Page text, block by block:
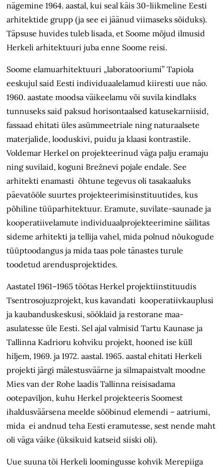
nägemine 1964. aastal, kui seal käis 30-liikmeline Eesti
arhitektide grupp (ja see ei jäänud viimaseks sõiduks).
Täpsuse huvides tuleb lisada, et Soome mõjud ilmusid
Herkeli arhitektuuri juba enne Soome reisi.
Soome elamuarhitektuuri „laboratooriumi” Tapiola
eeskujul said Eesti individuaalelamud kiiresti uue näo.
1960. aastate moodsa väikeelamu või suvila kindlaks
tunnuseks said paksud horisontaalsed katusekarniisid,
fassaad ehitati üles asümmeetriale ning naturaalsete
materjalide, looduskivi, puidu ja klaasi kontrastile.
Voldemar Herkel on projekteerinud väga palju eramaju
ning suvilaid, koguni Brežnevi pojale endale. See
arhitekti enamasti õhtune tegevus oli tasakaaluks
päevatööle suurtes projekteerimisinstituutides, kus
põhiline tüüparhitektuur. Eramute, suvilate-saunade ja
kooperatiivelamute individuaalprojekteerimine säilitas
sideme arhitekti ja tellija vahel, mida polnud nõukogude
tüüptoodangus ja mida taas pole tänastes turule
toodetud arendusprojektides.
Aastatel 1961–1965 töötas Herkel projektiinstituudis
Tsentrosojuzprojekt, kus kavandati kooperatiivkauplusi
ja kaubanduskeskusi, sööklaid ja restorane maa-
asulatesse üle Eesti. Sel ajal valmisid Tartu Kaunase ja
Tallinna Kadrioru kohviku projekt, hooned ise küll
hiljem, 1969. ja 1972. aastal. 1965. aastal ehitati Herkeli
projekti järgi mälestusväärne ja silmapaistvalt moodne
Mies van der Rohe laadis Tallinna reisisadama
ootepaviljon, kuhu Herkel projekteeris Soomest
ihaldusväärsena meelde sööbinud elemendi – aatriumi,
mida ei andnud teha Eesti eramutesse, sest nende maht
oli väga väike (üksikuid katseid siiski oli).
Uue suuna tõi Herkeli loomingusse kohvik Merepiiga